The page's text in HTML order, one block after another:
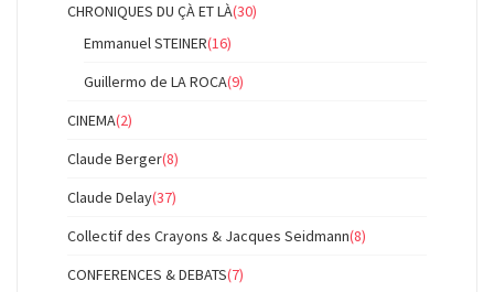
CHRONIQUES DU ÇÀ ET LÀ(30)
Emmanuel STEINER(16)
Guillermo de LA ROCA(9)
CINEMA(2)
Claude Berger(8)
Claude Delay(37)
Collectif des Crayons & Jacques Seidmann(8)
CONFERENCES & DEBATS(7)